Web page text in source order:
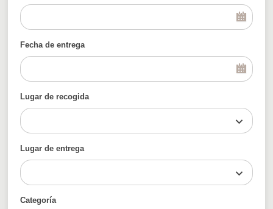
Categoría
Lugar de recogida
Lugar de entrega
Fecha de entrega